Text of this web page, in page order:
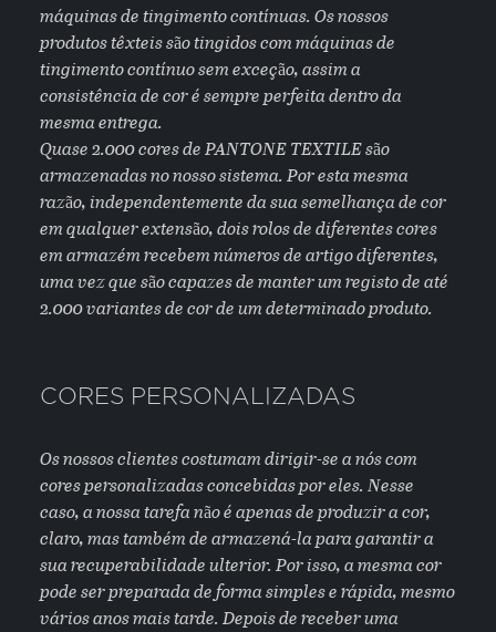
máquinas de tingimento contínuas. Os nossos
produtos têxteis são tingidos com máquinas de
tingimento contínuo sem exceção, assim a
consistência de cor é sempre perfeita dentro da
mesma entrega.
Quase 2.000 cores de PANTONE TEXTILE são
armazenadas no nosso sistema. Por esta mesma
razão, independentemente da sua semelhança de cor
em qualquer extensão, dois rolos de diferentes cores
em armazém recebem números de artigo diferentes,
uma vez que são capazes de manter um registo de até
2.000 variantes de cor de um determinado produto.
CORES PERSONALIZADAS
Os nossos clientes costumam dirigir-se a nós com
cores personalizadas concebidas por eles. Nesse
caso, a nossa tarefa não é apenas de produzir a cor,
claro, mas também de armazená-la para garantir a
sua recuperabilidade ulterior. Por isso, a mesma cor
pode ser preparada de forma simples e rápida, mesmo
vários anos mais tarde. Depois de receber uma